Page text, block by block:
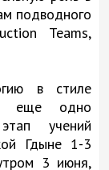
подводного
Teams,
в стиле
еще одно
учений
Гдыне 1-3
3 июня,